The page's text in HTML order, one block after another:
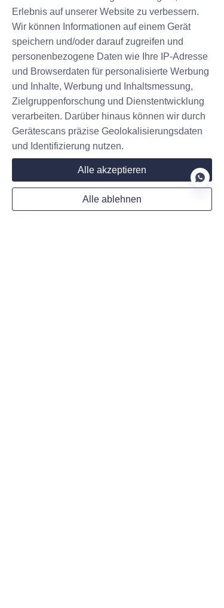
erschütterte. Diese revolutionäre
Technologie schließt die Lücke
zwischen dem Laden von
Elektrofahrzeugen und dem
Betanken mit Kraftstoff, was die
Ladezeit erheblich verkürzt.
Kontakt
Name
Hinterlassen Sie Ihre Informationen und wir
werden Sie kontaktieren.
Erlebnis auf unserer Website zu verbessern.
Wir können Informationen auf einem Gerät
speichern und/oder darauf zugreifen und
personenbezogene Daten wie Ihre IP-Adresse
und Browserdaten für personalisierte Werbung
und Inhalte, Werbung und Inhaltsmessung,
Zielgruppenforschung und Dienstentwicklung
verarbeiten. Darüber hinaus können wir durch
Gerätescans präzise Geolokalisierungsdaten
und Identifizierung nutzen.
Alle akzeptieren
Alle ablehnen